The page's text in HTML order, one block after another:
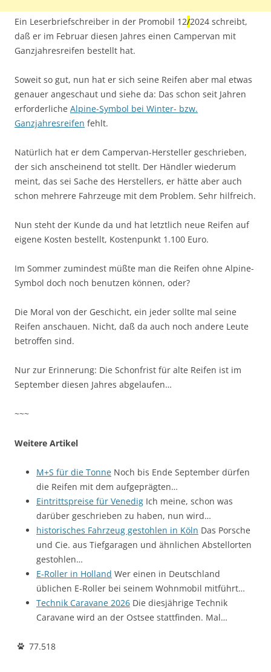
Ein Leserbriefschreiber in der Promobil 12/2024 schreibt,
daß er im Februar diesen Jahres einen Campervan mit
Ganzjahresreifen bestellt hat.
Soweit so gut, nun hat er sich seine Reifen aber mal etwas
genauer angeschaut und siehe da: Das schon seit Jahren
erforderliche Alpine-Symbol bei Winter- bzw.
Ganzjahresreifen fehlt.
Natürlich hat er dem Campervan-Hersteller geschrieben,
der sich anscheinend tot stellt. Der Händler wiederum
meint, das sei Sache des Herstellers, er hätte aber auch
schon mehrere Fahrzeuge mit dem Problem. Sehr hilfreich.
Nun steht der Kunde da und hat letztlich neue Reifen auf
eigene Kosten bestellt, Kostenpunkt 1.100 Euro.
Im Sommer zumindest müßte man die Reifen ohne Alpine-
Symbol doch noch benutzen können, oder?
Die Moral von der Geschicht, ein jeder sollte mal seine
Reifen anschauen. Nicht, daß da auch noch andere Leute
betroffen sind.
Nur zur Erinnerung: Die Schonfrist für alte Reifen ist im
September diesen Jahres abgelaufen…
~~~
Weitere Artikel
M+S für die Tonne Noch bis Ende September dürfen
die Reifen mit dem aufgeprägten…
Eintrittspreise für Venedig Ich meine, schon was
darüber geschrieben zu haben, nun wird…
historisches Fahrzeug gestohlen in Köln Das Porsche
und Cie. aus Tiefgaragen und ähnlichen Abstellorten
gestohlen…
E-Roller in Holland Wer einen in Deutschland
üblichen E-Roller bei seinem Wohnmobil mitführt…
Technik Caravane 2026 Die diesjährige Technik
Caravane wird an der Ostsee stattfinden. Mal…
77.518